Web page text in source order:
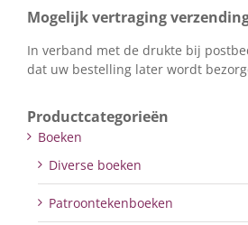
Mogelijk vertraging
In verband met de drukte bij
dat uw bestelling later wordt
Productcategorieën
Boeken
Diverse boeken
Patroontekenboeken